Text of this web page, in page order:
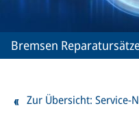
Bremsen
Zur Übersicht: Service-